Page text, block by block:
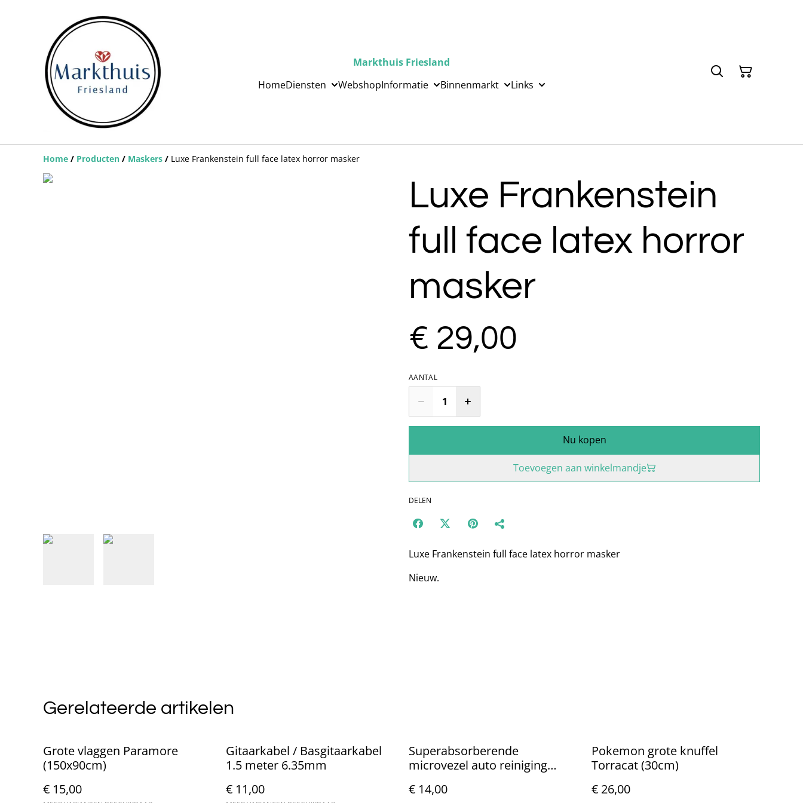
Markthuis Friesland
HomeDiensten WebshopInformatie Binnenmarkt Links
Home / Producten / Maskers / Luxe Frankenstein full face latex horror masker
Luxe Frankenstein
full face latex horror
masker
€ 29,00
AANTAL
Nu kopen
Toevoegen aan winkelmandje
DELEN
Luxe Frankenstein full face latex horror masker
Nieuw.
Gerelateerde artikelen
Grote vlaggen Paramore
(150x90cm)
€ 15,00
Gitaarkabel / Basgitaarkabel
1.5 meter 6.35mm
€ 11,00
Superabsorberende
microvezel auto reiniging
€ 14,00
Pokemon grote knuffel
Torracat (30cm)
€ 26,00